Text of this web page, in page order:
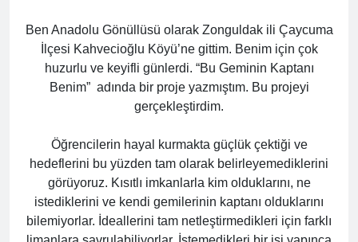
Ben Anadolu Gönüllüsü olarak Zonguldak ili Çaycuma
İlçesi Kahvecioğlu Köyü’ne gittim. Benim için çok
huzurlu ve keyifli günlerdi. “Bu Geminin Kaptanı
Benim” adında bir proje yazmıştım. Bu projeyi
gerçekleştirdim.
Öğrencilerin hayal kurmakta güçlük çektiği ve
hedeflerini bu yüzden tam olarak belirleyemediklerini
görüyoruz. Kısıtlı imkanlarla kim olduklarını, ne
istediklerini ve kendi gemilerinin kaptanı olduklarını
bilemiyorlar. İdeallerini tam netleştirmedikleri için farklı